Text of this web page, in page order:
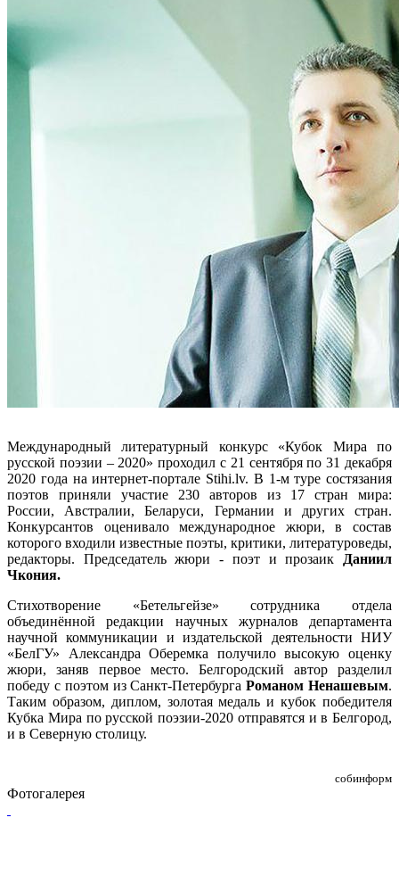
Международный литературный конкурс «Кубок Мира по
русской поэзии – 2020» проходил с 21 сентября по 31 декабря
2020 года на интернет-портале Stihi.lv. В 1-м туре состязания
поэтов приняли участие 230 авторов из 17 стран мира:
России, Австралии, Беларуси, Германии и других стран.
Конкурсантов оценивало международное жюри, в состав
которого входили известные поэты, критики, литературоведы,
редакторы. Председатель жюри - поэт и прозаик
Даниил
Чкония.
Стихотворение «Бетельгейзе» сотрудника отдела
объединённой редакции научных журналов департамента
научной коммуникации и издательской деятельности НИУ
«БелГУ» Александра Оберемка получило высокую оценку
жюри, заняв первое место. Белгородский автор разделил
победу с поэтом из Санкт-ПетербургаРоманом Ненашевым.
Таким образом, диплом, золотая медаль и кубок победителя
Кубка Мира по русской поэзии-2020 отправятся и в Белгород,
и в Северную столицу.
собинформ
Фотогалерея